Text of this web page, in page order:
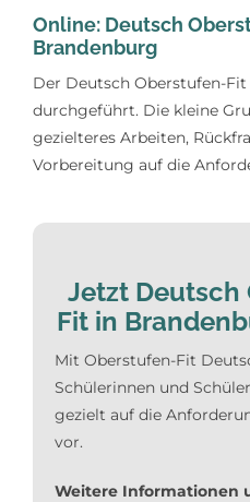
Online: Deutsch
Brandenburg
Der Deutsch Oberstufen-
durchgeführt. Die kleine
gezielteres Arbeiten,
Vorbereitung auf die
Jetzt Deutsch
Fit in
Mit Oberstufen-Fit
Schülerinnen und
gezielt auf die
vor.
Weitere Informationen